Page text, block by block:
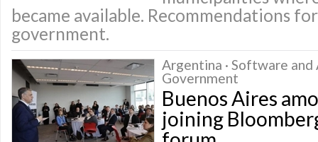
became available. Recommendations
government.
Argentina · Software and
Government
Buenos Aires
joining